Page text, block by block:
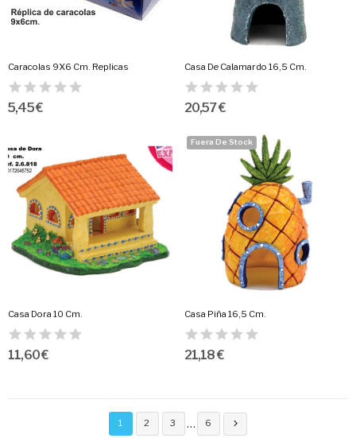
Caracolas 9X6 Cm. Replicas
5,45 €
Casa De Calamardo 16,5 Cm.
20,57 €
Casa Dora 10 Cm.
11,60 €
Fuera De Stock
Casa Piña 16,5 Cm.
21,18 €
1 2 3 … 6 